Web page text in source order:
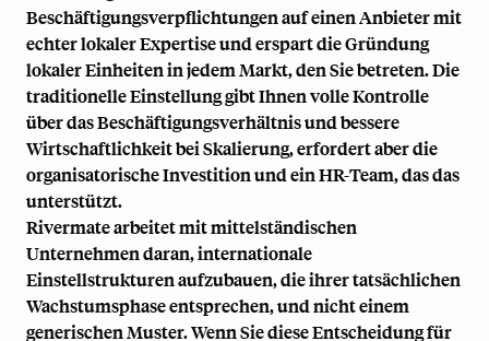
Beschäftigungsverpflichtungen auf einen Anbieter mit
echter lokaler Expertise und erspart die Gründung
lokaler Einheiten in jedem Markt, den Sie betreten. Die
traditionelle Einstellung gibt Ihnen volle Kontrolle
über das Beschäftigungsverhältnis und bessere
Wirtschaftlichkeit bei Skalierung, erfordert aber die
organisatorische Investition und ein HR-Team, das das
unterstützt.
Rivermate arbeitet mit mittelständischen
Unternehmen daran, internationale
Einstellstrukturen aufzubauen, die ihrer tatsächlichen
Wachstumsphase entsprechen, und nicht einem
generischen Muster. Wenn Sie diese Entscheidung für